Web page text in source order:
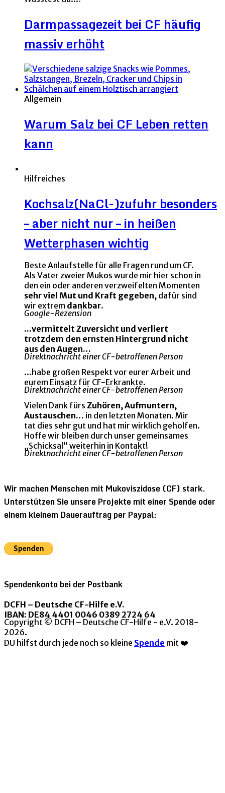
Darmpassagezeit bei CF häufig
massiv erhöht
Allgemein
Warum Salz bei CF Leben retten
kann
Hilfreiches
Kochsalz(NaCl-)zufuhr besonders
– aber nicht nur – in heißen
Wetterphasen wichtig
Beste Anlaufstelle für alle Fragen rund um CF.
Als Vater zweier Mukos wurde mir hier schon in
den ein oder anderen verzweifelten Momenten
sehr viel Mut und Kraft gegeben, dafür sind
wir extrem dankbar.
Google-Rezension
...vermittelt Zuversicht und verliert
trotzdem den ernsten Hintergrund nicht
aus den Augen…
Direktnachricht einer CF-betroffenen Person
...habe großen Respekt vor eurer Arbeit und
eurem Einsatz für CF-Erkrankte.
Direktnachricht einer CF-betroffenen Person
Vielen Dank fürs Zuhören, Aufmuntern,
Austauschen… in den letzten Monaten. Mir
tat dies sehr gut und hat mir wirklich geholfen.
Hoffe wir bleiben durch unser gemeinsames
„Schicksal“ weiterhin in Kontakt!
Direktnachricht einer CF-betroffenen Person
Wir machen Menschen mit Mukoviszidose (CF) stark.
Unterstützen Sie unsere Projekte mit einer Spende oder
einem kleinem Dauerauftrag per Paypal:
Spendenkonto bei der Postbank
DCFH – Deutsche CF-Hilfe e.V.
IBAN: DE84 4401 0046 0389 2724 64
Copyright © DCFH – Deutsche CF-Hilfe - e.V. 2018-
2026.
DU hilfst durch jede noch so kleine Spende mit ❤️